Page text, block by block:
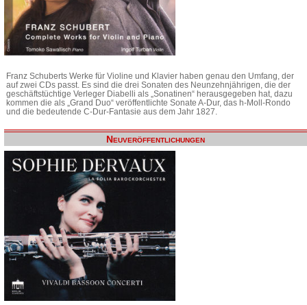
Franz Schuberts Werke für Violine und Klavier haben genau den Umfang, der
auf zwei CDs passt. Es sind die drei Sonaten des Neunzehnjährigen, die der
geschäftstüchtige Verleger Diabelli als „Sonatinen“ herausgegeben hat, dazu
kommen die als „Grand Duo“ veröffentlichte Sonate A-Dur, das h-Moll-Rondo
und die bedeutende C-Dur-Fantasie aus dem Jahr 1827.
Neuveröffentlichungen